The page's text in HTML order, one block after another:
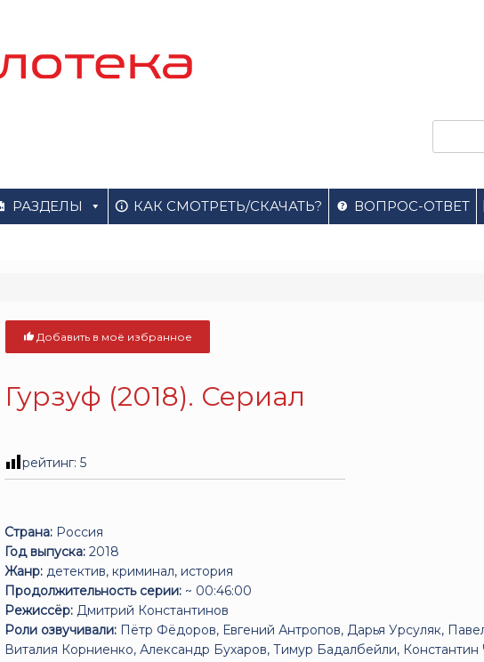
РАЗДЕЛЫ КАК СМОТРЕТЬ/СКАЧАТЬ? ВОПРОС-ОТВЕТ
Добавить в моё избранное
Гурзуф (2018). Сериал
рейтинг:5
Страна: Россия
Год выпуска: 2018
Жанр: детектив, криминал, история
Продолжительность серии: ~ 00:46:00
Режиссёр: Дмитрий Константинов
Роли озвучивали: Пётр Фёдоров, Евгений Антропов, Дарья Урсуляк,
Виталия Корниенко, Александр Бухаров, Тимур Бадалбейли,